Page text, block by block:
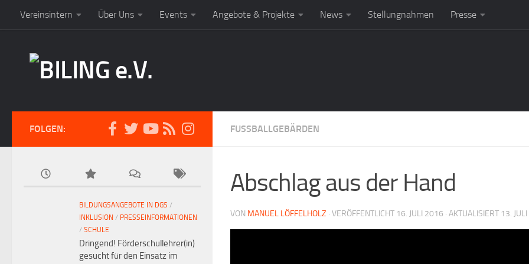
Vereinsintern Über Uns Events Angebote & Projekte News Stellungnahmen Presse
FUSSBALLGEBÄRDEN
Abschlag aus der Hand
VON MANUEL LÖFFELHOLZ · VERÖFFENTLICHT 16. JULI 2016 · AKTUALISIERT 13.
FOLGEN:
BILDUNGSANGEBOTE IN DGS /
INKLUSION / PRESSEINFORMATIONEN
/ SCHULE
Dringend! Förderschullehrer(in)
gesucht für den Einsatz im